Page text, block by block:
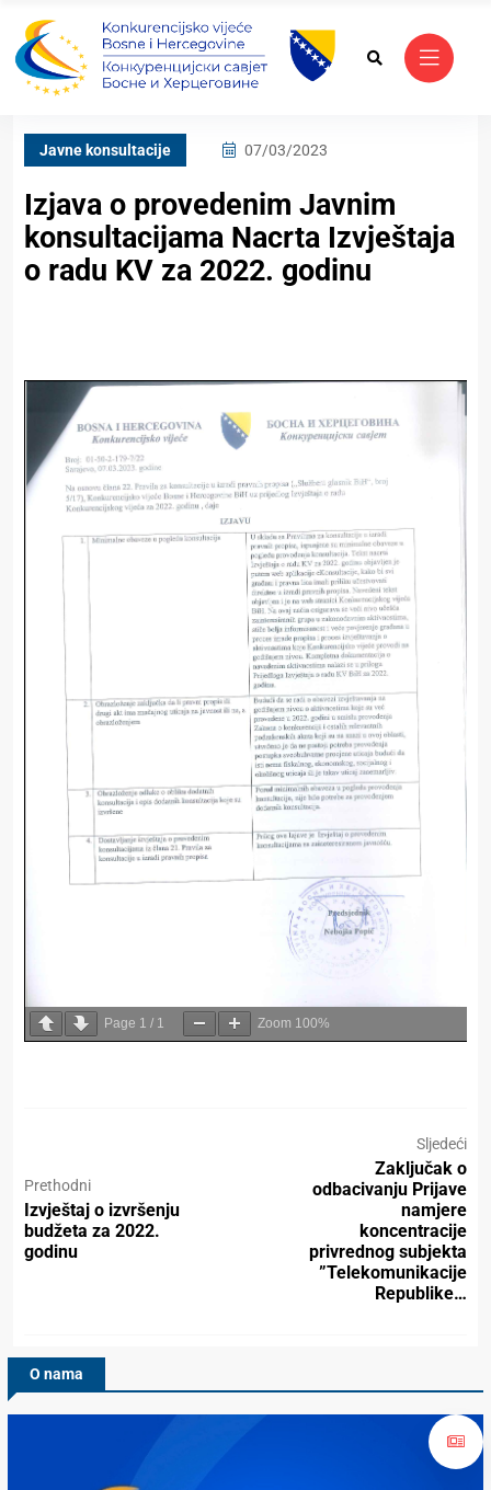
Javne konsultacije 07/03/2023
Izjava o provedenim Javnim
konsultacijama Nacrta Izvještaja
o radu KV za 2022. godinu
Page 1 / 1 Zoom 100%
Prethodni
Izvještaj o izvršenju
budžeta za 2022.
godinu
Sljedeći
Zaključak o
odbacivanju Prijave
namjere
koncentracije
privrednog subjekta
”Telekomunikacije
Republike…
O nama